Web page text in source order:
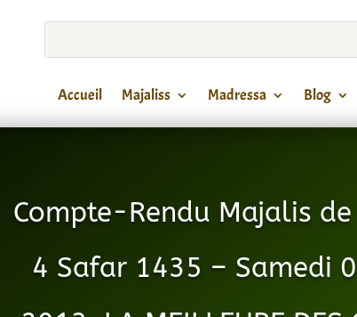
Accueil Majaliss Madressa Blog
Compte-Rendu Majalis
4 Safar 1435 – Samedi